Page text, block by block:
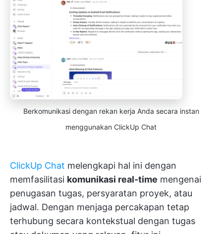
Berkomunikasi dengan rekan kerja Anda secara instan
menggunakan ClickUp Chat
ClickUp Chat melengkapi hal ini dengan
memfasilitasi komunikasi real-time mengenai
penugasan tugas, persyaratan proyek, atau
jadwal. Dengan menjaga percakapan tetap
terhubung secara kontekstual dengan tugas